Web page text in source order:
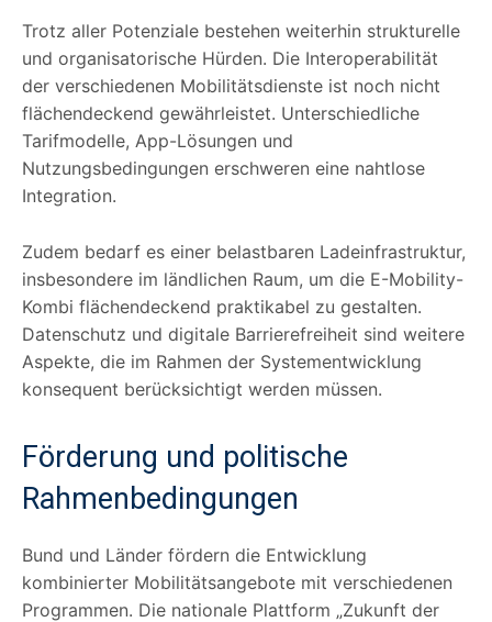
Trotz aller Potenziale bestehen weiterhin strukturelle
und organisatorische Hürden. Die Interoperabilität
der verschiedenen Mobilitätsdienste ist noch nicht
flächendeckend gewährleistet. Unterschiedliche
Tarifmodelle, App-Lösungen und
Nutzungsbedingungen erschweren eine nahtlose
Integration.
Zudem bedarf es einer belastbaren Ladeinfrastruktur,
insbesondere im ländlichen Raum, um die E-Mobility-
Kombi flächendeckend praktikabel zu gestalten.
Datenschutz und digitale Barrierefreiheit sind weitere
Aspekte, die im Rahmen der Systementwicklung
konsequent berücksichtigt werden müssen.
Förderung und politische
Rahmenbedingungen
Bund und Länder fördern die Entwicklung
kombinierter Mobilitätsangebote mit verschiedenen
Programmen. Die nationale Plattform „Zukunft der